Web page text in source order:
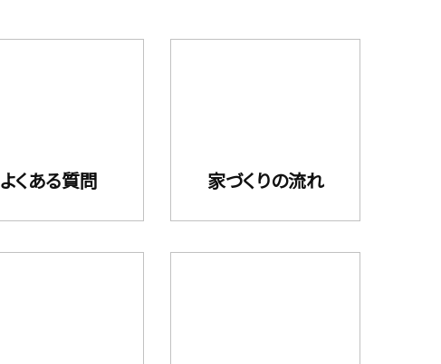
よくある質問 家づくりの流れ